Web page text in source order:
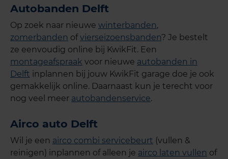
Autobanden Delft
Op zoek naar nieuwe winterbanden,
zomerbanden ofvierseizoensbanden? Je bestelt
ze eenvoudig online bij KwikFit. Een
montageafspraak voor nieuwe autobanden in
Delft inplannen bij jouw KwikFit garage doe je ook
gemakkelijk online. Daarnaast kun je terecht voor
nog veel meer autobandenservice.
Airco auto Delft
Wil je een airco combi servicebeurt (vullen &
reinigen) inplannen of alleen je airco laten vullen of